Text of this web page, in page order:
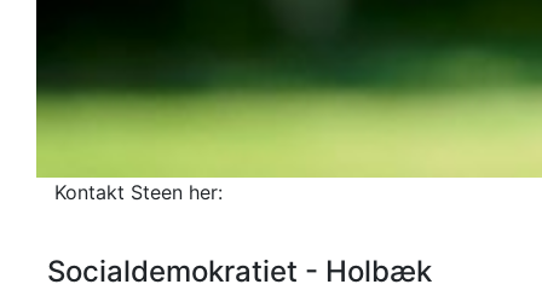
Kontakt Steen her:
Socialdemokratiet - Holbæk